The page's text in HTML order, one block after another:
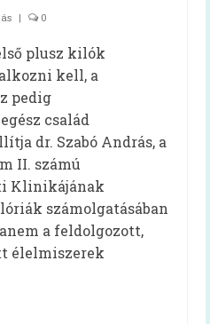
ösztönző kórház
vízivás kihívás
| 0
plusz kilók
kell, a
pedig
család
dr. Szabó András, a
II. számú
Klinikájának
számolgatásában
a feldolgozott,
élelmiszerek